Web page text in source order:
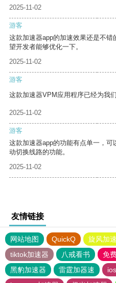
2025-11-02
游客
这款加速器app的加速效果还是不
望开发者能够优化一下。
2025-11-02
游客
这款加速器VPM应用程序已经为我
2025-11-02
游客
这款加速器app的功能有点单一，
动切换线路的功能。
2025-11-02
友情链接
网站地图 QuickQ 旋风加
tiktok加速器
八戒看书
免
黑豹加速器
雷霆加器速